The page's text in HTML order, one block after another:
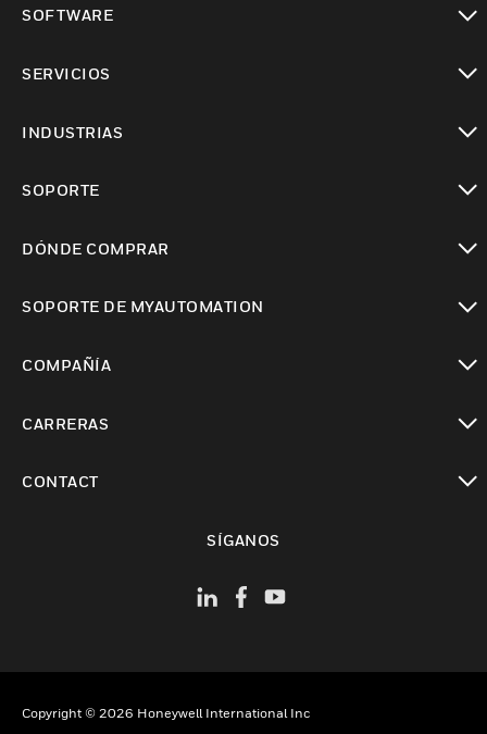
SOFTWARE
SERVICIOS
INDUSTRIAS
SOPORTE
DÓNDE COMPRAR
SOPORTE DE MYAUTOMATION
COMPAÑÍA
CARRERAS
CONTACT
SÍGANOS
Copyright © 2026 Honeywell International Inc